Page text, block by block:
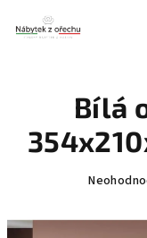
obsah
Bílá
Průměrné
produktu